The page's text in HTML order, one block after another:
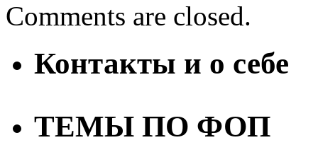
Comments are closed.
Контакты и о себе
ТЕМЫ ПО ФОП